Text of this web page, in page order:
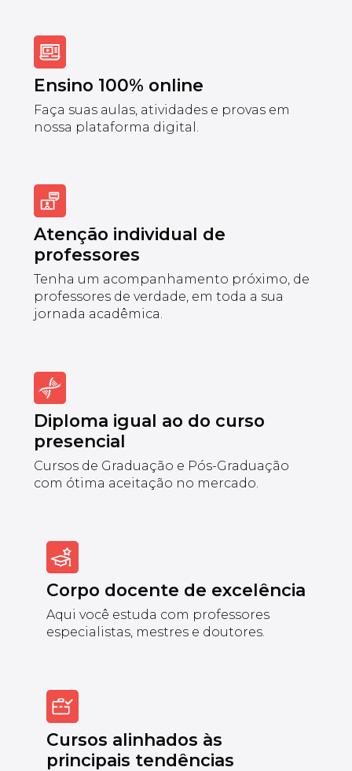
Ensino 100% online
Faça suas aulas, atividades e provas em
nossa plataforma digital.
Atenção individual de
professores
Tenha um acompanhamento próximo, de
professores de verdade, em toda a sua
jornada acadêmica.
Diploma igual ao do curso
presencial
Cursos de Graduação e Pós-Graduação
com ótima aceitação no mercado.
Corpo docente de excelência
Aqui você estuda com professores
especialistas, mestres e doutores.
Cursos alinhados às
principais tendências